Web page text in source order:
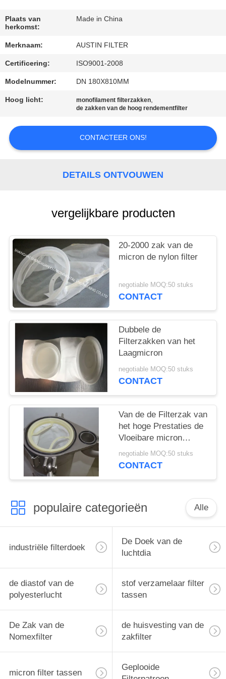
ONS
VERZOEK
OM
EEN
CITAAT
SITEMAP
Plaats van
herkomst:
Made in China
Merknaam: AUSTIN FILTER
Certificering: ISO9001-2008
Modelnummer: DN 180X810MM
Hoog licht: monofilament filterzakken,
de zakken van de hoog rendementfilter
CONTACTEER ONS!
DETAILS ONTVOUWEN
vergelijkbare producten
20-2000 zak van de
micron de nylon filter
negotiable MOQ:50 stuks
CONTACT
Dubbele de
Filterzakken van het
Laagmicron
negotiable MOQ:50 stuks
CONTACT
Van de de Filterzak van
het hoge Prestaties de
Vloeibare micron
Gelaste Naden volledig
negotiable MOQ:50 stuks
CONTACT
populaire categorieën Alle
industriële filterdoek
De Doek van de
luchtdia
de diastof van de
polyesterlucht
stof verzamelaar filter
tassen
De Zak van de
Nomexfilter
de huisvesting van de
zakfilter
micron filter tassen
Geplooide